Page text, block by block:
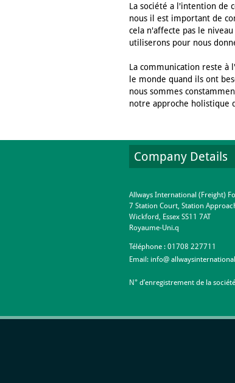
La société a l'intention de
nous il est important de
cela n'affecte pas le
utiliserons pour nous
La communication reste à
le monde quand ils ont
nous sommes
notre approche holistique
Company Details
Allways International (Freight)
7 Station Court, Station
Wickford, Essex SS11 7AT
Royaume-Uni.q
Téléphone : 01708 227711
Email: info@
N° d’enregistrement de la